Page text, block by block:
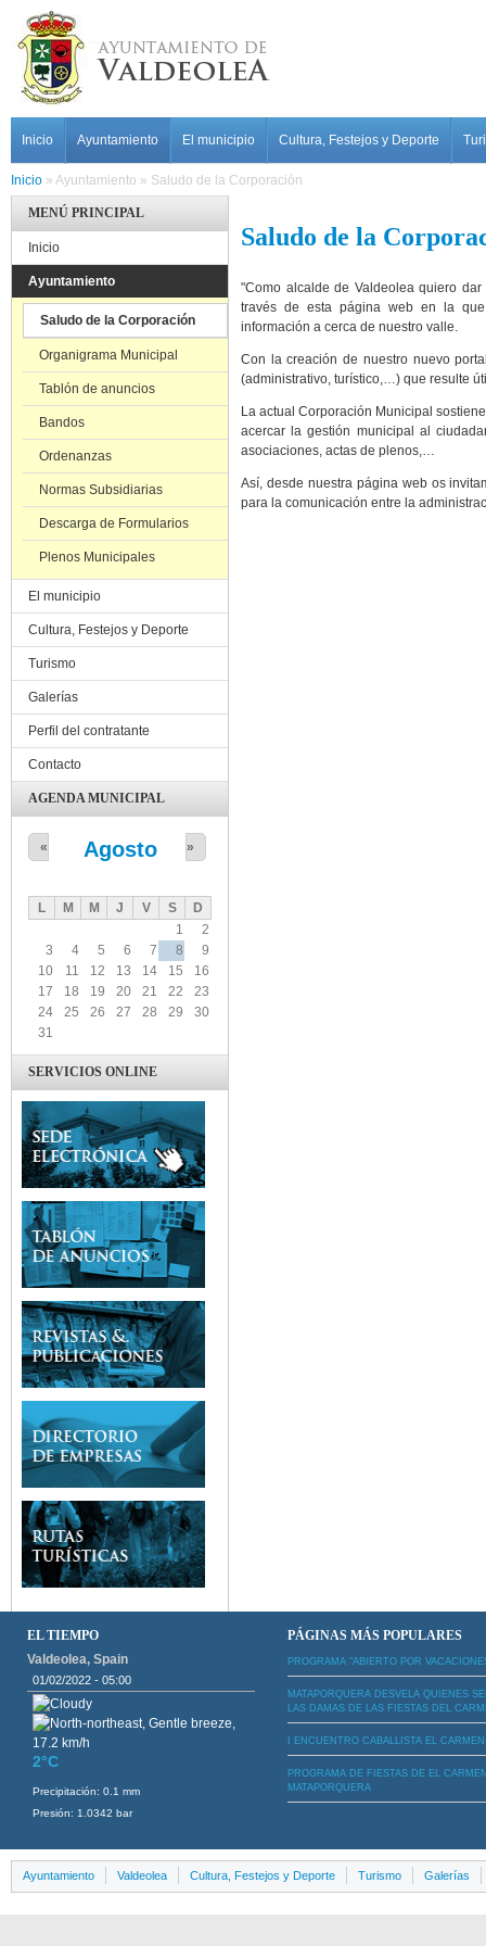
Pasar al contenido principal
Inicio
Ayuntamiento El municipio Cultura, Festejos y Deporte
Inicio » Ayuntamiento » Saludo de la Corporación
Saludo de la
"Como alcalde de Valdeolea quiero
través de esta página web en la
información a cerca de nuestro valle.
Con la creación de nuestro nuevo
(administrativo, turístico,…) que resulte
La actual Corporación Municipal
acercar la gestión municipal al
asociaciones, actas de plenos,…
Así, desde nuestra página web os
para la comunicación entre la
MENÚ PRINCIPAL
Inicio
Ayuntamiento
Saludo de la Corporación
Organigrama Municipal
Tablón de anuncios
Bandos
Ordenanzas
Normas Subsidiarias
Descarga de Formularios
Plenos Municipales
El municipio
Cultura, Festejos y Deporte
Turismo
Galerías
Perfil del contratante
Contacto
AGENDA MUNICIPAL
Agosto
« »
L M M J V S
D
1
2
3
4 5 6 7 8
9
10
11 12 13 14 15
16
17
18 19 20 21 22
23
24
25 26 27 28 29
30
31
SERVICIOS ONLINE
EL TIEMPO
Valdeolea, Spain
01/02/2022 - 05:00
2°C
Precipitación: 0.1 mm
Presión: 1.0342 bar
PÁGINAS MÁS POPULARES
PROGRAMA "ABIERTO POR
MATAPORQUERA DESVELA QUIENES
LAS DAMAS DE LAS FIESTAS DEL
I ENCUENTRO CABALLISTA EL CARMEN
PROGRAMA DE FIESTAS DE EL
MATAPORQUERA
Ayuntamiento Valdeolea Cultura, Festejos y Deporte Turismo Galerías